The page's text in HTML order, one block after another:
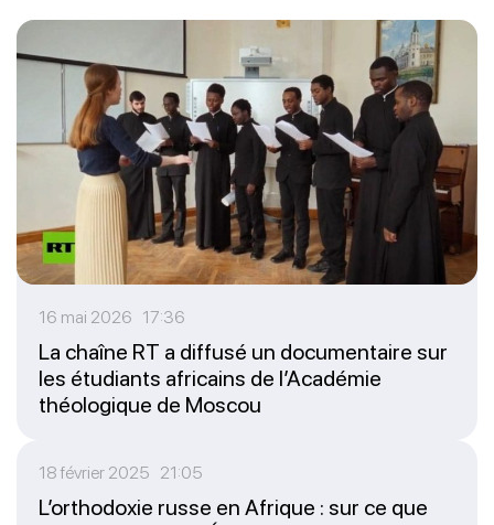
16 mai 2026 17:36
La chaîne RT a diffusé un documentaire sur
les étudiants africains de l’Académie
théologique de Moscou
18 février 2025 21:05
L’orthodoxie russe en Afrique : sur ce que